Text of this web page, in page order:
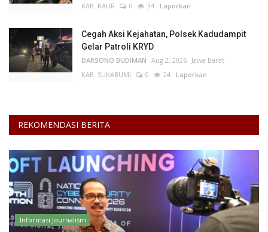
KAB. KAUR
0 34 Laporkan
Cegah Aksi Kejahatan, Polsek Kadudampit
Gelar Patroli KRYD
DARSONO BUDIMAN Aug 2, 2026 Jawa Barat
KAB. SUKABUMI
0 24 Laporkan
REKOMENDASI BERITA
Informasi Journalism